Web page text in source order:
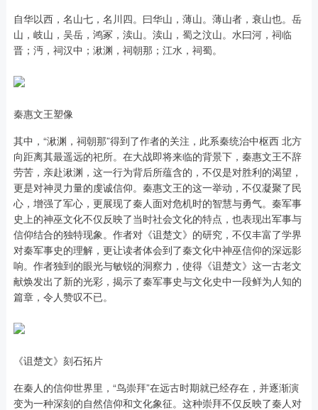
自华以西，名山七，名川四。曰华山，薄山。薄山者，衰山也。岳
山，岐山，吴岳，鸿冢，渎山。渎山，蜀之汶山。水曰河，祠临
晋；沔，祠汉中；湫渊，祠朝那；江水，祠蜀。
秦惠文王塑像
其中，“湫渊，祠朝那”得到了作者的关注，此系秦统治中枢西 北方
向距离其最遥远的祀所。在大战即将来临的背景下，秦惠文王不辞
劳苦，亲赴湫渊，这一行为背后所蕴含的，不仅是对胜利的渴望，
更是对神灵力量的虔诚信仰。秦惠文王的这一举动，不仅凝聚了民
心，增强了军心，更展现了秦人面对危机时的智慧与勇气。秦军事
史上的神巫文化不仅反映了当时社会文化的特点，也表现出军事与
信仰结合的独特现象。作者对《诅楚文》的研究，不仅丰富了学界
对秦军事史的理解，更让读者体会到了秦文化中神巫信仰的深远影
响。作者独到的眼光与敏锐的洞察力，使得《诅楚文》这一古老文
献焕发出了新的光彩，揭示了秦军事史与文化史中一段鲜为人知的
篇章，令人赞叹不已。
《诅楚文》刻石拓片
在秦人的信仰世界里，“鸟崇拜”在远古时期就已经存在，并逐渐演
变为一种深刻的自然信仰和文化象征。这种崇拜不仅反映了秦人对